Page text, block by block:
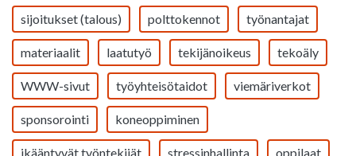
sijoitukset (talous) polttokennot työnantajat
materiaalit laatutyö tekijänoikeus tekoäly
WWW-sivut työyhteisötaidot viemäriverkot
sponsorointi koneoppiminen
ikääntyvät työntekijät stressinhallinta oppilaat